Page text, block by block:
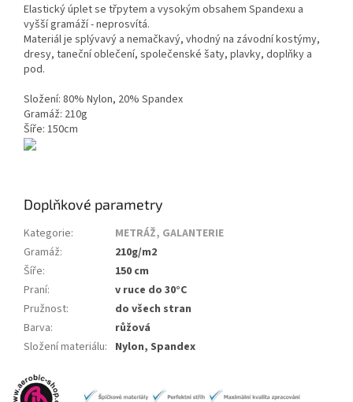
Elastický úplet se třpytem a vysokým obsahem Spandexu a
vyšší gramáží - neprosvítá.
Materiál je splývavý a nemačkavý, vhodný na závodní kostýmy,
dresy, taneční oblečení, společenské šaty, plavky, doplňky a
pod.
Složení: 80% Nylon, 20% Spandex
Gramáž: 210g
Šíře: 150cm
Doplňkové parametry
Kategorie:
METRÁŽ, GALANTERIE
Gramáž:
210g/m2
Šíře:
150 cm
Praní:
v ruce do 30°C
Pružnost:
do všech stran
Barva:
růžová
Složení materiálu: Nylon, Spandex